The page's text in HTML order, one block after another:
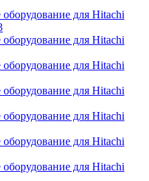
оборудование для Hitachi
оборудование для Hitachi
оборудование для Hitachi
оборудование для Hitachi
оборудование для Hitachi
оборудование для Hitachi
оборудование для Hitachi